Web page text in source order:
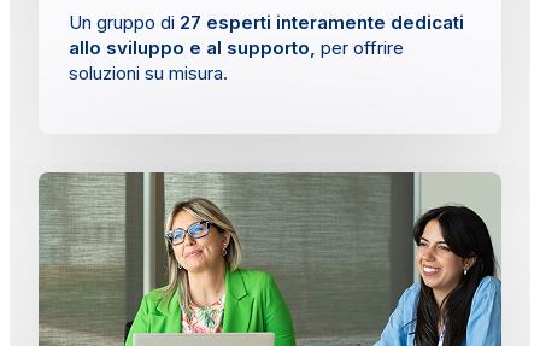
Un gruppo di 27 esperti interamente dedicati
allo sviluppo e al supporto, per offrire
soluzioni su misura.